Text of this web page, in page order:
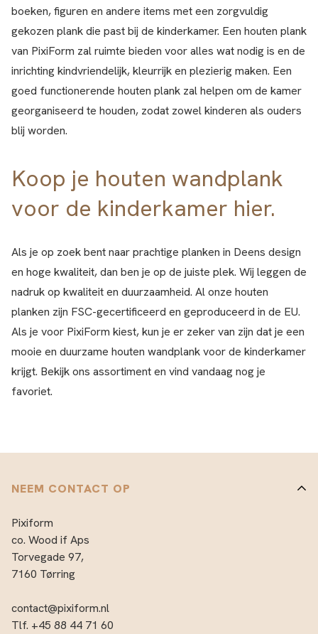
boeken, figuren en andere items met een zorgvuldig
gekozen plank die past bij de kinderkamer. Een houten plank
van PixiForm zal ruimte bieden voor alles wat nodig is en de
inrichting kindvriendelijk, kleurrijk en plezierig maken. Een
goed functionerende houten plank zal helpen om de kamer
georganiseerd te houden, zodat zowel kinderen als ouders
blij worden.
Koop je houten wandplank
voor de kinderkamer hier.
Als je op zoek bent naar prachtige planken in Deens design
en hoge kwaliteit, dan ben je op de juiste plek. Wij leggen de
nadruk op kwaliteit en duurzaamheid. Al onze houten
planken zijn FSC-gecertificeerd en geproduceerd in de EU.
Als je voor PixiForm kiest, kun je er zeker van zijn dat je een
mooie en duurzame houten wandplank voor de kinderkamer
krijgt. Bekijk ons assortiment en vind vandaag nog je
favoriet.
NEEM CONTACT OP
Pixiform
co. Wood if Aps
Torvegade 97,
7160 Tørring
contact@pixiform.nl
Tlf. +45 88 44 71 60